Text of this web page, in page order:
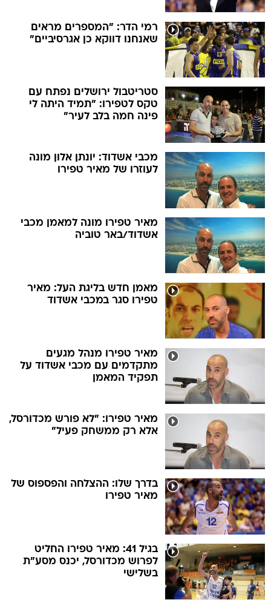
רמי הדר: "המספרים מראים
שאנחנו דווקא כן אגרסיביים"
סטריטבול ירושלים נפתח עם
טקס לטפירו: "תמיד היתה לי
פינה חמה בלב לעיר"
מכבי אשדוד: יונתן אלון מונה
לעוזרו של מאיר טפירו
מאיר טפירו מונה למאמן מכבי
אשדוד/באר טוביה
מאמן חדש בליגת העל: מאיר
טפירו סגר במכבי אשדוד
מאיר טפירו מנהל מגעים
מתקדמים עם מכבי אשדוד על
תפקיד המאמן
מאיר טפירו: "לא פורש מכדורסל,
אלא רק ממשחק פעיל"
בדרך שלו: ההצלחה והפספוס של
מאיר טפירו
בגיל 41: מאיר טפירו החליט
לפרוש מכדורסל, יכנס מסע"ת
בשלישי